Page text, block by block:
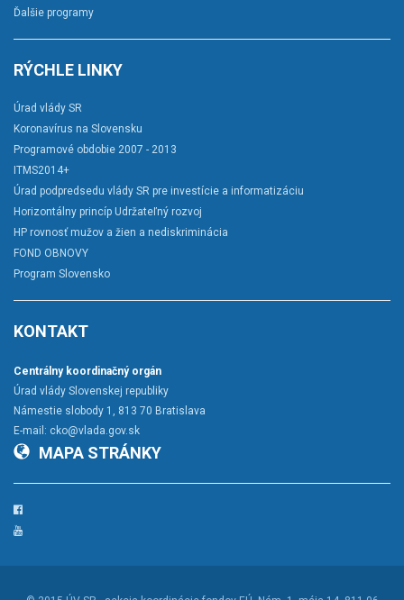
Ďalšie programy
RÝCHLE LINKY
Úrad vlády SR
Koronavírus na Slovensku
Programové obdobie 2007 - 2013
ITMS2014+
Úrad podpredsedu vlády SR pre investície a informatizáciu
Horizontálny princíp Udržateľný rozvoj
HP rovnosť mužov a žien a nediskriminácia
FOND OBNOVY
Program Slovensko
KONTAKT
Centrálny koordinačný orgán
Úrad vlády Slovenskej republiky
Námestie slobody 1, 813 70 Bratislava
E-mail: cko@vlada.gov.sk
MAPA STRÁNKY
Facebook
YouTube